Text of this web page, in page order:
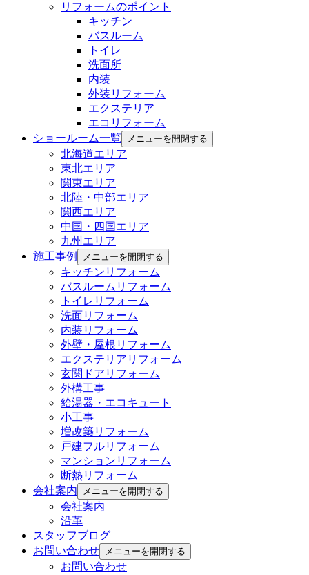
リフォームのポイント
キッチン
バスルーム
トイレ
洗面所
内装
外装リフォーム
エクステリア
エコリフォーム
ショールーム一覧
メニューを開閉する
北海道エリア
東北エリア
関東エリア
北陸・中部エリア
関西エリア
中国・四国エリア
九州エリア
施工事例
メニューを開閉する
キッチンリフォーム
バスルームリフォーム
トイレリフォーム
洗面リフォーム
内装リフォーム
外壁・屋根リフォーム
エクステリアリフォーム
玄関ドアリフォーム
外構工事
給湯器・エコキュート
小工事
増改築リフォーム
戸建フルリフォーム
マンションリフォーム
断熱リフォーム
会社案内
メニューを開閉する
会社案内
沿革
スタッフブログ
お問い合わせ
メニューを開閉する
お問い合わせ